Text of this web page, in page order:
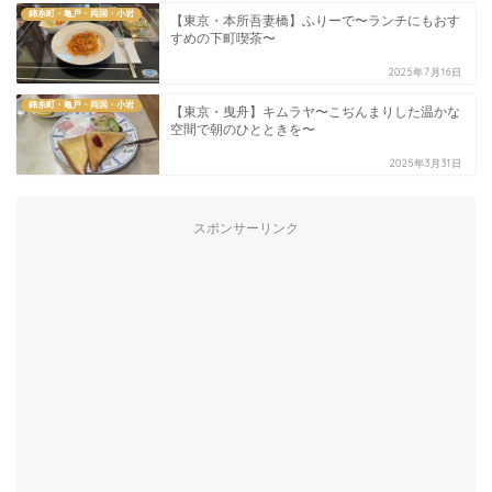
錦糸町・亀戸・両国・小岩
【東京・本所吾妻橋】ふりーで〜ランチにもおす
すめの下町喫茶〜
2025年7月16日
錦糸町・亀戸・両国・小岩
【東京・曳舟】キムラヤ〜こぢんまりした温かな
空間で朝のひとときを〜
2025年3月31日
スポンサーリンク